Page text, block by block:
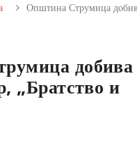
Општина Струмица
„Братство и